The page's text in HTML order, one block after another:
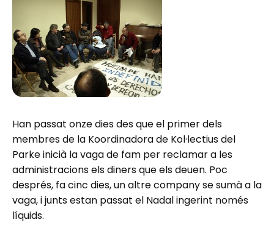
Han passat onze dies des que el primer dels
membres de la Koordinadora de Kol·lectius del
Parke inicià la vaga de fam per reclamar a les
administracions els diners que els deuen. Poc
després, fa cinc dies, un altre company se sumà a la
vaga, i junts estan passat el Nadal ingerint només
líquids.